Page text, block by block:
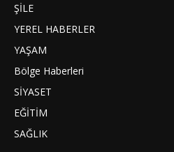
ŞİLE
YEREL HABERLER
YAŞAM
Bölge Haberleri
SİYASET
EĞİTİM
SAĞLIK